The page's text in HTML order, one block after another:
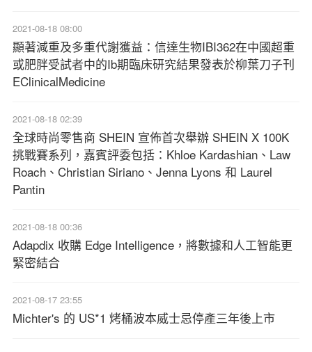
2021-08-18 08:00
顯著減重及多重代謝獲益：信達生物IBI362在中國超重
或肥胖受試者中的Ib期臨床研究結果發表於柳葉刀子刊
EClinicalMedicine
2021-08-18 02:39
全球時尚零售商 SHEIN 宣佈首次舉辦 SHEIN X 100K
挑戰賽系列，嘉賓評委包括：Khloe Kardashian、Law
Roach、Christian Siriano、Jenna Lyons 和 Laurel
Pantin
2021-08-18 00:36
Adapdix 收購 Edge Intelligence，將數據和人工智能更
緊密結合
2021-08-17 23:55
Michter's 的 US*1 烤桶波本威士忌停產三年後上市